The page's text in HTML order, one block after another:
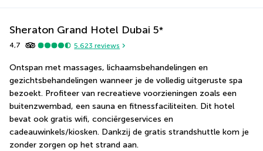
Sheraton Grand Hotel Dubai 5*
4,7 5.623 reviews
Ontspan met massages, lichaamsbehandelingen en
gezichtsbehandelingen wanneer je de volledig uitgeruste spa
bezoekt. Profiteer van recreatieve voorzieningen zoals een
buitenzwembad, een sauna en fitnessfaciliteiten. Dit hotel
bevat ook gratis wifi, conciërgeservices en
cadeauwinkels/kiosken. Dankzij de gratis strandshuttle kom je
zonder zorgen op het strand aan.